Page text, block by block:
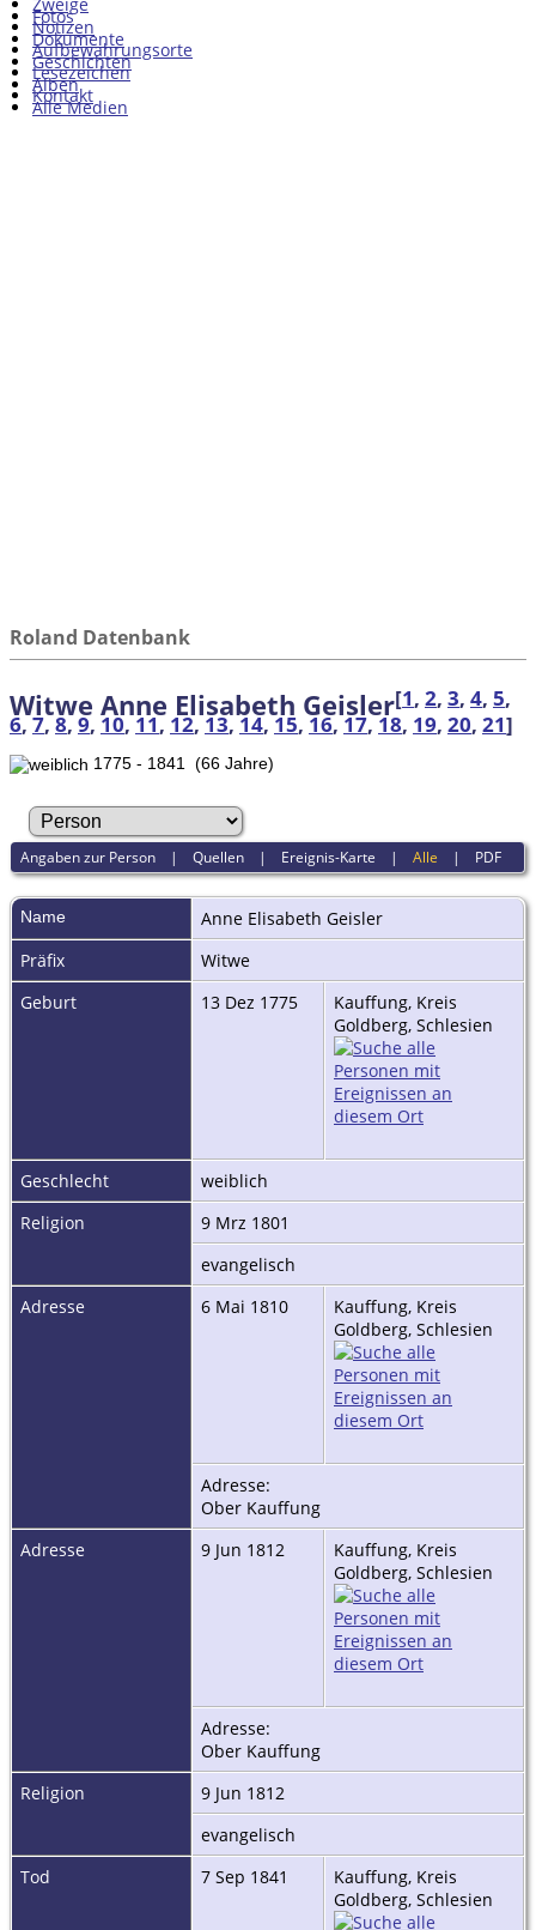
Fotos
Dokumente
Geschichten
Alben
Alle Medien
Notizen
Aufbewahrungsorte
Lesezeichen
Kontakt
Roland Datenbank
Witwe Anne Elisabeth Geisler[1, 2, 3, 4, 5,
6,7,8,9, 10,11, 12,13,14,15, 16,17,18, 19, 20, 21]
1775 - 1841 (66 Jahre)
Angaben zur Person |Quellen | Ereignis-Karte |Alle | PDF
Name Anne Elisabeth Geisler
Präfix
Witwe
Geburt
13 Dez 1775
Kauffung, Kreis
Goldberg, Schlesien
Geschlecht
weiblich
Religion
9 Mrz 1801
evangelisch
Adresse
6 Mai 1810
Kauffung, Kreis
Goldberg, Schlesien
Adresse:
Ober Kauffung
Adresse
9 Jun 1812
Kauffung, Kreis
Goldberg, Schlesien
Adresse:
Ober Kauffung
Religion
9 Jun 1812
evangelisch
Tod
7 Sep 1841
Kauffung, Kreis
Goldberg, Schlesien